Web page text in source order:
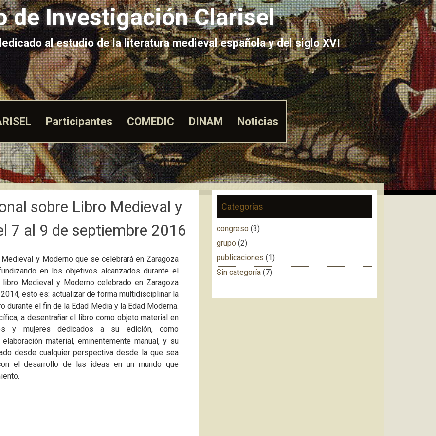
de Investigación Clarisel
al estudio de la literatura medieval española y del siglo XVI
Participantes COMEDIC DINAM Noticias
sobre Libro Medieval y
7 al 9 de septiembre 2016
y Moderno que se celebrará en Zaragoza
en los objetivos alcanzados durante el
Medieval y Moderno celebrado en Zaragoza
esto es: actualizar de forma multidisciplinar la
el fin de la Edad Media y la Edad Moderna.
a desentrañar el libro como objeto material en
y mujeres dedicados a su edición, como
material, eminentemente manual, y su
desde cualquier perspectiva desde la que sea
el desarrollo de las ideas en un mundo que
Categorías
congreso (3)
grupo (2)
publicaciones (1)
Sin categoría (7)